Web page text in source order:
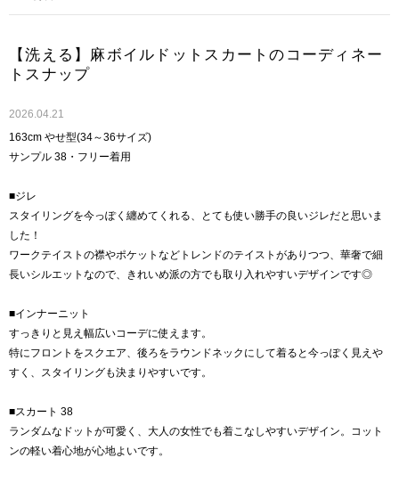
【洗える】麻ボイルドットスカートのコーディネー
トスナップ
2026.04.21
163cm やせ型(34～36サイズ)
サンプル 38・フリー着用
■ジレ
スタイリングを今っぽく纏めてくれる、とても使い勝手の良いジレだと思いま
した！
ワークテイストの襟やポケットなどトレンドのテイストがありつつ、華奢で細
長いシルエットなので、きれいめ派の方でも取り入れやすいデザインです◎
■インナーニット
すっきりと見え幅広いコーデに使えます。
特にフロントをスクエア、後ろをラウンドネックにして着ると今っぽく見えや
すく、スタイリングも決まりやすいです。
■スカート 38
ランダムなドットが可愛く、大人の女性でも着こなしやすいデザイン。コット
ンの軽い着心地が心地よいです。